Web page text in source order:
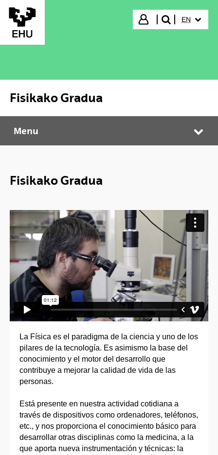
Skip to Main Content
Login
search"
EN
Fisikako Gradua
Fisikako Gradua
Menu
Fisikako Gradua
La Física es el paradigma de la ciencia y uno de los
pilares de la tecnología. Es asimismo la base del
conocimiento y el motor del desarrollo que
contribuye a mejorar la calidad de vida de las
personas.
Está presente en nuestra actividad cotidiana a
través de dispositivos como ordenadores, teléfonos,
etc., y nos proporciona el conocimiento básico para
desarrollar otras disciplinas como la medicina, a la
que aporta nueva instrumentación y técnicas: la